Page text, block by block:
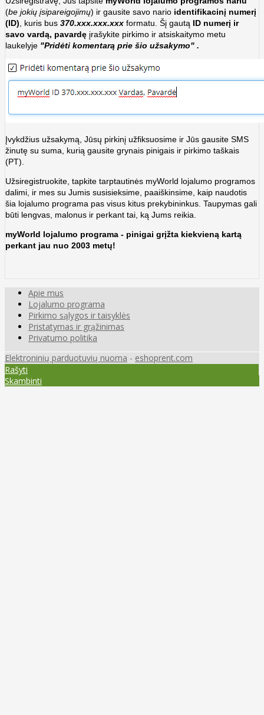
(be jokių įsipareigojimų) ir gausite savo nario identifikacinį numerį
(ID) , kuris bus 370.xxx.xxx.xxx formatu. Šį gautą ID numerį ir
savo vardą, pavardę įrašykite pirkimo ir atsiskaitymo metu
laukelyje "Pridėti komentarą prie šio užsakymo" .
Įvykdžius užsakymą, Jūsų pirkinį užfiksuosime ir Jūs gausite SMS
žinutę su suma, kurią gausite grynais pinigais ir pirkimo taškais
(PT).
Užsiregistruokite, tapkite tarptautinės myWorld lojalumo programos
dalimi, ir mes su Jumis susisieksime, paaiškinsime, kaip naudotis
šia lojalumo programa pas visus kitus prekybininkus. Taupymas gali
būti lengvas, malonus ir perkant tai, ką Jums reikia.
myWorld lojalumo programa - pinigai grįžta kiekvieną kartą
perkant jau nuo 2003 metų!
Apie mus
Lojalumo programa
Pirkimo sąlygos ir taisyklės
Pristatymas ir grąžinimas
Privatumo politika
Elektroninių parduotuvių nuoma - eshoprent.com
Rašyti
Skambinti